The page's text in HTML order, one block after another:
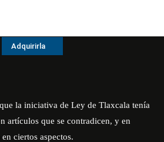
Adquirirla
la iniciativa de Ley de Tlaxcala tenía
artículos que se contradicen, y en
ciertos aspectos.